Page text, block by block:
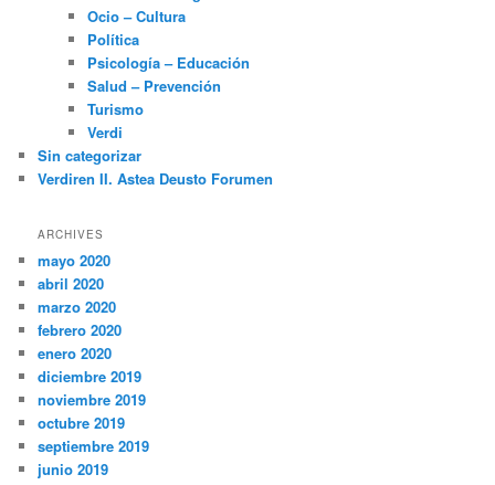
Ocio – Cultura
Política
Psicología – Educación
Salud – Prevención
Turismo
Verdi
Sin categorizar
Verdiren II. Astea Deusto Forumen
ARCHIVES
mayo 2020
abril 2020
marzo 2020
febrero 2020
enero 2020
diciembre 2019
noviembre 2019
octubre 2019
septiembre 2019
junio 2019